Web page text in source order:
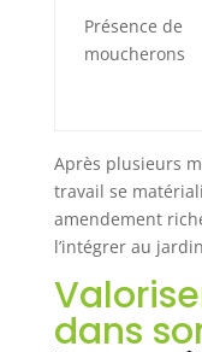
Présence de
moucherons
Après plusieurs
travail se
amendement
l’intégrer au
dans